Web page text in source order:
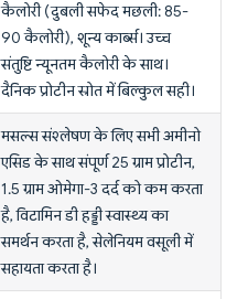
कैलोरी (दुबली सफेद मछली: 85-
90 कैलोरी), शून्य कार्ब्स। उच्च
संतुष्टि न्यूनतम कैलोरी के साथ।
दैनिक प्रोटीन स्रोत में बिल्कुल सही।
मसल्स संश्लेषण के लिए सभी अमीनो
एसिड के साथ संपूर्ण 25 ग्राम प्रोटीन,
1.5 ग्राम ओमेगा-3 दर्द को कम करता
है, विटामिन डी हड्डी स्वास्थ्य का
समर्थन करता है, सेलेनियम वसूली में
सहायता करता है।